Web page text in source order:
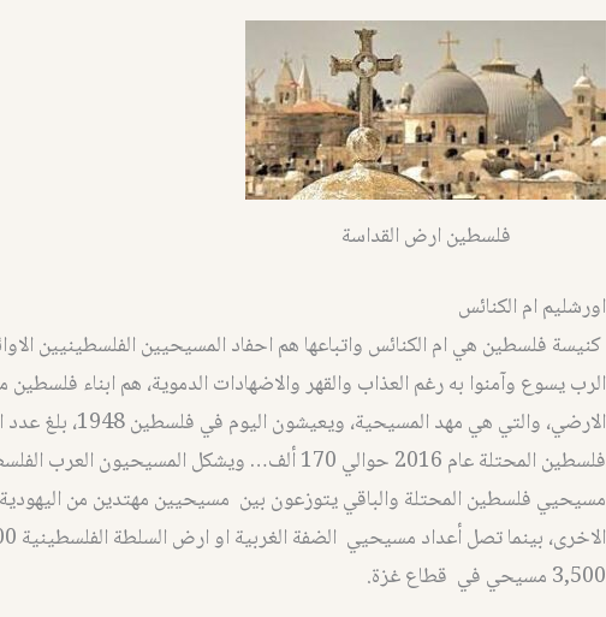
فلسطين ارض القداسة
اورشليم ام الكنائس
كنيسة فلسطين هي ام الكنائس واتباعها هم احفاد المسيحيين الفلسطينيين
الرب يسوع وآمنوا به رغم العذاب والقهر والاضهادات الدموية، هم ابناء
الارضي، والتي هي مهد
مسيحيي فلسطين المحتلة والباقي يتوزعون بين مسيحيين مهتدين من
3,500 مسيحي في قطاع غزة.